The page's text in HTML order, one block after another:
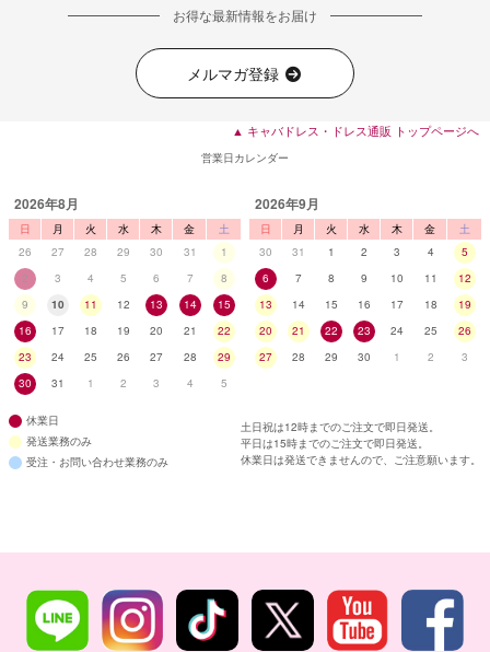
お得な最新情報をお届け
メルマガ登録
▲ キャバドレス・ドレス通販 トップページへ
営業日カレンダー
2026年8月
日 月 火 水 木 金
土
26
27 28 29 30 31
1
2
3 4 5 6 7
8
9
10 11 12 13 14
15
16
17 18 19 20 21
22
23
24 25 26 27 28
29
30
31 1 2 3 4 5
2026年9月
日 月 火 水 木 金
土
30
31 1 2 3 4
5
6
7 8 9 10 11
12
13
14 15 16 17 18
19
20
21 22 23 24 25
26
27
28 29 30 1 2 3
休業日
発送業務のみ
受注・お問い合わせ業務のみ
土日祝は12時までのご注文で即日発送。
平日は15時までのご注文で即日発送。
休業日は発送できませんので、ご注意願います。